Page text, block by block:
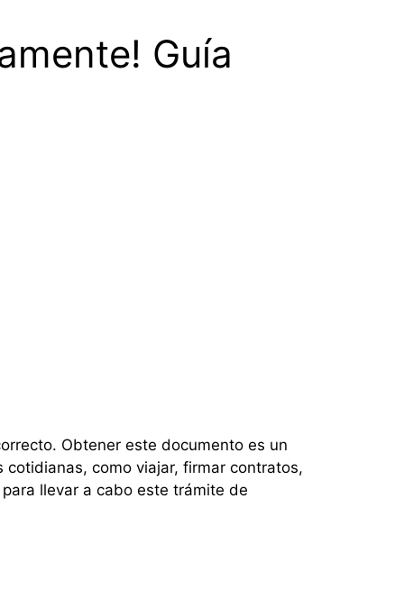
Guía
Obtener este documento es un
como viajar, firmar contratos,
llevar a cabo este trámite de